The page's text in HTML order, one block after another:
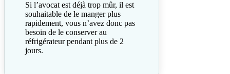
Si l’avocat est déjà trop mûr, il est
souhaitable de le manger plus
rapidement, vous n’avez donc pas
besoin de le conserver au
réfrigérateur pendant plus de 2
jours.